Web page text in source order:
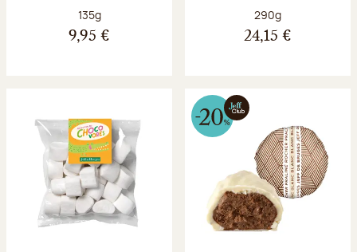
Poids net :
135g
9,95 €
Poids net :
290g
24,15 €